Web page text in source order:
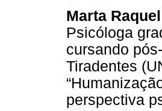
Marta
Psicóloga
cursando
Tiradentes
perspectiva